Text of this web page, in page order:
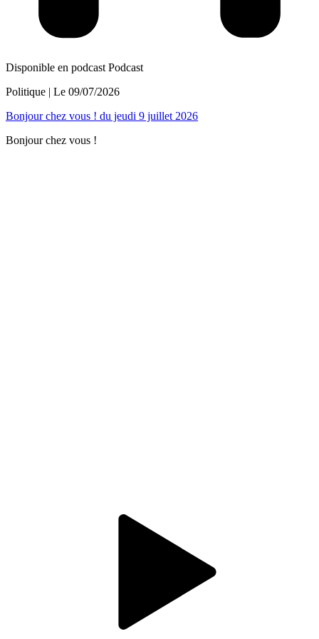
Disponible en podcast Podcast
Politique | Le 09/07/2026
Bonjour chez vous ! du jeudi 9 juillet 2026
Bonjour chez vous !